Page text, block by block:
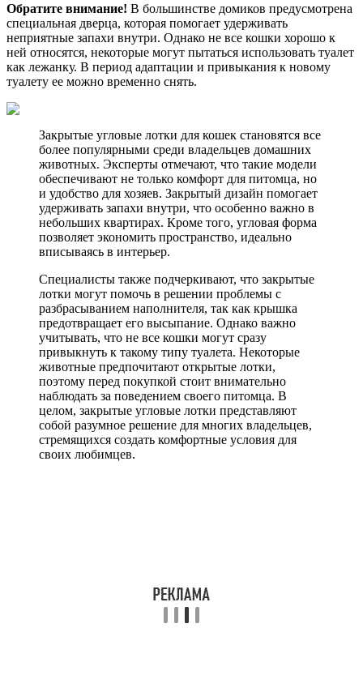
Обратите внимание! В большинстве домиков предусмотрена
специальная дверца, которая помогает удерживать
неприятные запахи внутри. Однако не все кошки хорошо к
ней относятся, некоторые могут пытаться использовать туалет
как лежанку. В период адаптации и привыкания к новому
туалету ее можно временно снять.
Закрытые угловые лотки для кошек становятся все
более популярными среди владельцев домашних
животных. Эксперты отмечают, что такие модели
обеспечивают не только комфорт для питомца, но
и удобство для хозяев. Закрытый дизайн помогает
удерживать запахи внутри, что особенно важно в
небольших квартирах. Кроме того, угловая форма
позволяет экономить пространство, идеально
вписываясь в интерьер.
Специалисты также подчеркивают, что закрытые
лотки могут помочь в решении проблемы с
разбрасыванием наполнителя, так как крышка
предотвращает его высыпание. Однако важно
учитывать, что не все кошки могут сразу
привыкнуть к такому типу туалета. Некоторые
животные предпочитают открытые лотки,
поэтому перед покупкой стоит внимательно
наблюдать за поведением своего питомца. В
целом, закрытые угловые лотки представляют
собой разумное решение для многих владельцев,
стремящихся создать комфортные условия для
своих любимцев.